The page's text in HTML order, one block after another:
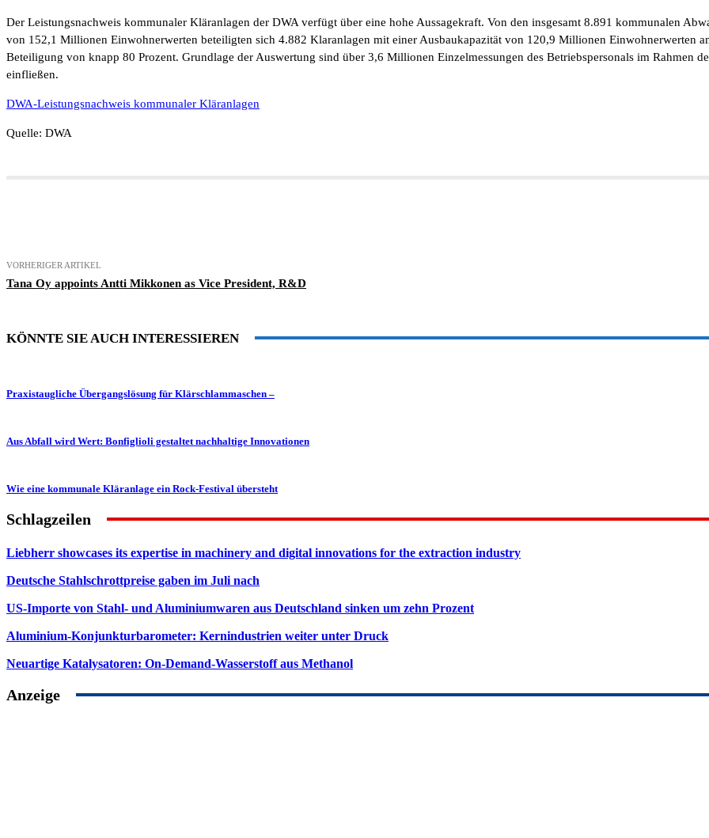
Der Leistungsnachweis kommunaler Kläranlagen der DWA verfügt über eine hohe Aussagekraft. Von den insgesamt 8.891 kommunalen
von 152,1 Millionen Einwohnerwerten beteiligten sich 4.882 Klaranlagen mit einer Ausbaukapazität von 120,9 Millionen Einwohnerwerten
Beteiligung von knapp 80 Prozent. Grundlage der Auswertung sind über 3,6 Millionen Einzelmessungen des Betriebspersonals im Rahmen
einfließen.
DWA-Leistungsnachweis kommunaler Kläranlagen
Quelle: DWA
VORHERIGER ARTIKEL
Tana Oy appoints Antti Mikkonen as Vice President, R&D
KÖNNTE SIE AUCH INTERESSIEREN
Praxistaugliche Übergangslösung für Klärschlammaschen –
Aus Abfall wird Wert: Bonfiglioli gestaltet nachhaltige Innovationen
Wie eine kommunale Kläranlage ein Rock-Festival übersteht
Schlagzeilen
Liebherr showcases its expertise in machinery and digital innovations for the extraction industry
Deutsche Stahlschrottpreise gaben im Juli nach
US-Importe von Stahl- und Aluminiumwaren aus Deutschland sinken um zehn Prozent
Aluminium-Konjunkturbarometer: Kernindustrien weiter unter Druck
Neuartige Katalysatoren: On-Demand-Wasserstoff aus Methanol
Anzeige